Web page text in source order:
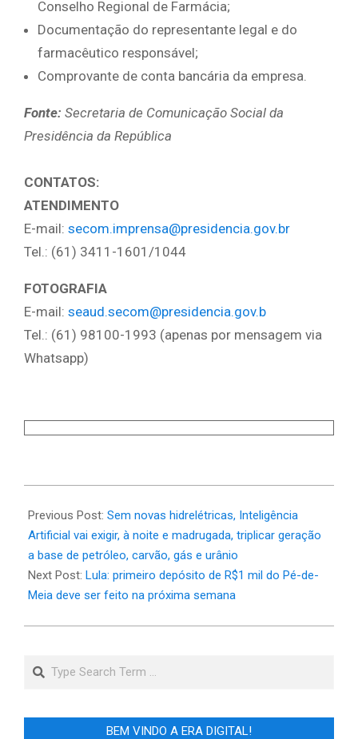
Conselho Regional de Farmácia;
Documentação do representante legal e do
farmacêutico responsável;
Comprovante de conta bancária da empresa.
Fonte: Secretaria de Comunicação Social da
Presidência da República
CONTATOS:
ATENDIMENTO
E-mail: secom.imprensa@presidencia.gov.br
Tel.: (61) 3411-1601/1044
FOTOGRAFIA
E-mail: seaud.secom@presidencia.gov.b
Tel.: (61) 98100-1993 (apenas por mensagem via
Whatsapp)
02-
15
Previous Post: Sem novas hidrelétricas, Inteligência
Artificial vai exigir, à noite e madrugada, triplicar geração
a base de petróleo, carvão, gás e urânio
Next Post: Lula: primeiro depósito de R$1 mil do Pé-de-
Meia deve ser feito na próxima semana
Search
BEM VINDO A ERA DIGITAL!